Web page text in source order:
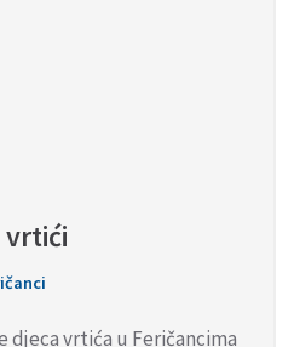
vrtići
djeca vrtića u Feričancima